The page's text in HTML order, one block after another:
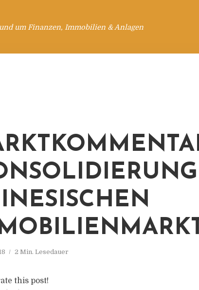
um Finanzen, Immobilien & Anlagen
2 Min. Lesedauer
this post!